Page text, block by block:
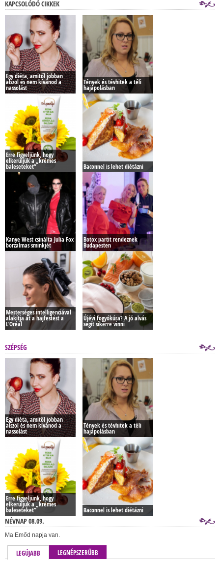
KAPCSOLÓDÓ CIKKEK
Egy diéta, amitől jobban
alszol és nem kívánod a
nassolást
Tények és tévhitek a téli
hajápolásban
Erre figyeljünk, hogy
elkerüljük a „krémes
baleseteket” Baconnel is lehet diétázni
Kanye West csinálta Julia Fox
borzalmas sminkjét
Botox partit rendeznek
Budapesten
Mesterséges intelligenciával
alakítja át a hajfestést a
L’Oréal
Újévi fogyókúra? A jó alvás
segít sikerre vinni
SZÉPSÉG
Egy diéta, amitől jobban
alszol és nem kívánod a
nassolást
Tények és tévhitek a téli
hajápolásban
Erre figyeljünk, hogy
elkerüljük a „krémes
baleseteket” Baconnel is lehet diétázni
NÉVNAP 08.09.
Ma Emőd napja van.
LEGÚJABB LEGNÉPSZERŰBB